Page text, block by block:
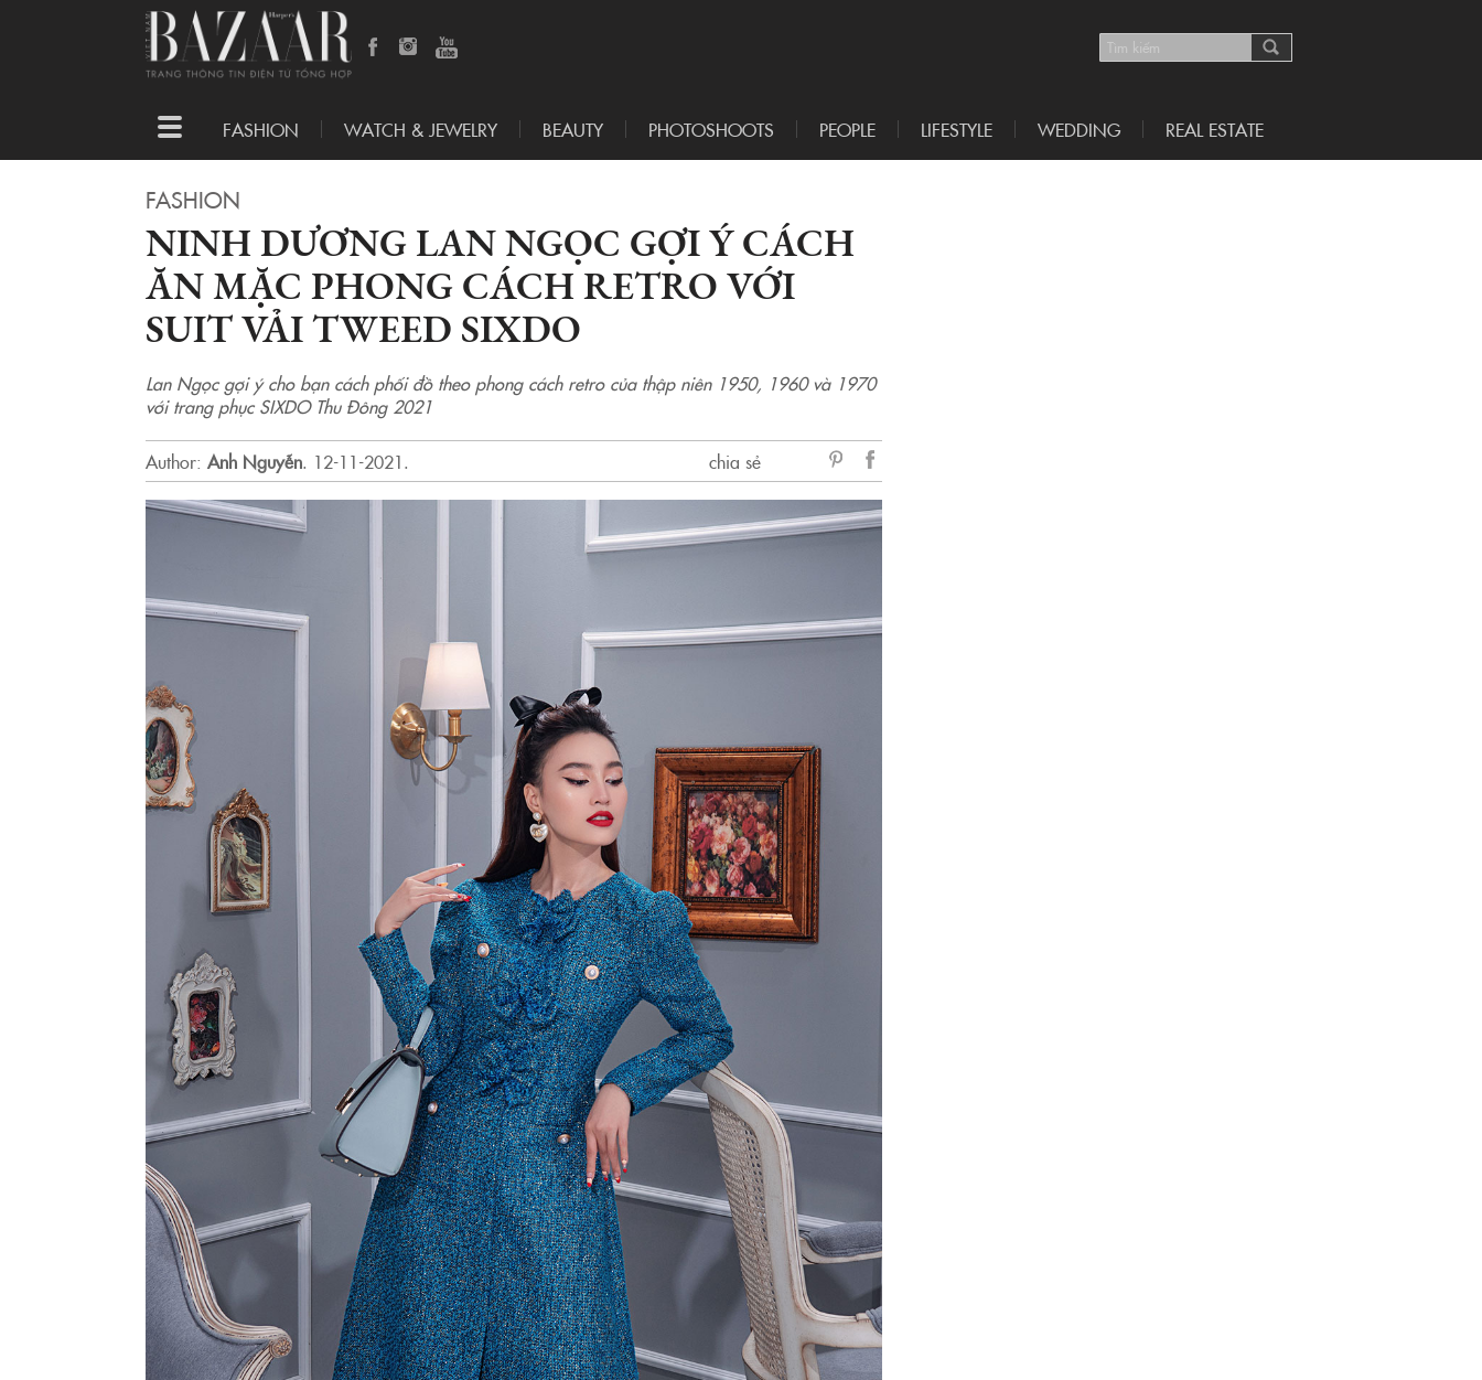
Toggle
navigation
FASHION WATCH & JEWELRY BEAUTY PHOTOSHOOTS PEOPLE LIFESTYLE WEDDING REAL ESTATE
FASHION
NINH DƯƠNG LAN NGỌC GỢI Ý CÁCH
ĂN MẶC PHONG CÁCH RETRO VỚI
SUIT VẢI TWEED SIXDO
Lan Ngọc gợi ý cho bạn cách phối đồ theo phong cách retro của thập niên 1950, 1960 và 1970
với trang phục SIXDO Thu Đông 2021
Author: Anh Nguyễn. 12-11-2021.
chia sẻ
Facebook